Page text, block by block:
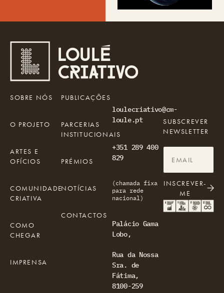
loulecriativo@cm-
loule.pt
+351 289 400
829
(chamada fixa
para rede
nacional)
Palácio Gama
Lobo,
Rua da Nossa
Sra. de
Fátima,
8100-259
SOBRE NÓS
O PROJETO
ARTES E
OFÍCIOS
COMUNIDADE
CRIATIVA
COMO
CHEGAR
IMPRENSA
PUBLICAÇÕES
PARCERIAS
INSTITUCIONAIS
PRÉMIOS
NOTÍCIAS
CONTACTOS
SUBSCREVER
NEWSLETTER
INSCREVER-
ME